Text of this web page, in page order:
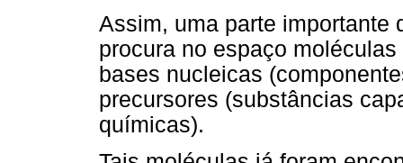
Assim, uma parte importante
procura no espaço
bases nucleicas
precursores (substâncias
químicas).